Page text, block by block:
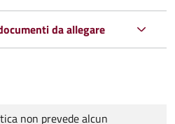
da allegare
non prevede alcun